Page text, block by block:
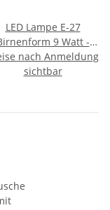
LED Lampe E-27
9 Watt -
(4000 K)
nach Anmeldung
sichtbar